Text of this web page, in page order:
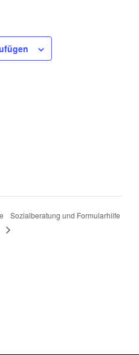
Sozialberatung und Formularhilfe